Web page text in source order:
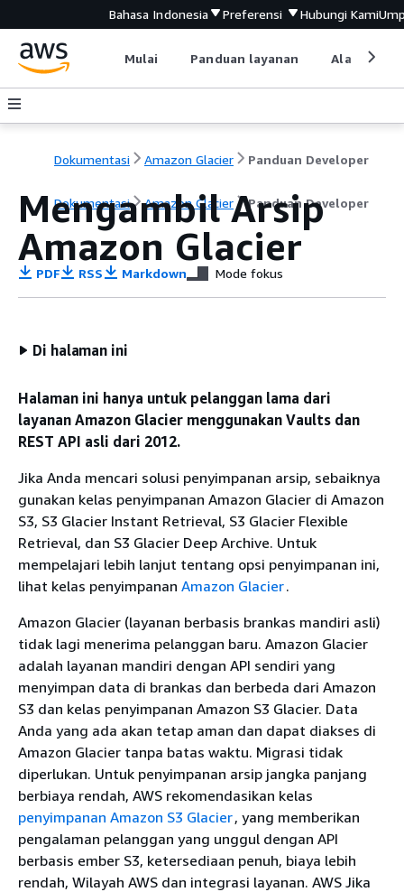
Bahasa Indonesia Preferensi Hubungi Kami
Mulai Panduan layanan Alat
Dokumentasi Amazon Glacier Panduan Developer
Dokumentasi Amazon Glacier Panduan Developer
Mengambil Arsip
Amazon Glacier
PDF RSS Markdown Mode fokus
Di halaman ini
Halaman ini hanya untuk pelanggan lama dari
layanan Amazon Glacier menggunakan Vaults dan
REST API asli dari 2012.
Jika Anda mencari solusi penyimpanan arsip, sebaiknya
gunakan kelas penyimpanan Amazon Glacier di Amazon
S3, S3 Glacier Instant Retrieval, S3 Glacier Flexible
Retrieval, dan S3 Glacier Deep Archive. Untuk
mempelajari lebih lanjut tentang opsi penyimpanan ini,
lihat kelas penyimpanan Amazon Glacier.
Amazon Glacier (layanan berbasis brankas mandiri asli)
tidak lagi menerima pelanggan baru. Amazon Glacier
adalah layanan mandiri dengan API sendiri yang
menyimpan data di brankas dan berbeda dari Amazon
S3 dan kelas penyimpanan Amazon S3 Glacier. Data
Anda yang ada akan tetap aman dan dapat diakses di
Amazon Glacier tanpa batas waktu. Migrasi tidak
diperlukan. Untuk penyimpanan arsip jangka panjang
berbiaya rendah, AWS rekomendasikan kelas
penyimpanan Amazon S3 Glacier, yang memberikan
pengalaman pelanggan yang unggul dengan API
berbasis ember S3, ketersediaan penuh, biaya lebih
rendah, Wilayah AWS dan integrasi layanan. AWS Jika